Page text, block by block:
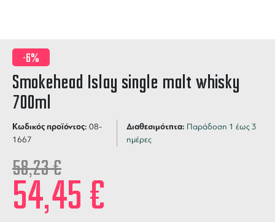
-6%
Smokehead Islay single malt whisky
700ml
Κωδικός προϊόντος: 08-
1667
Διαθεσιμότητα: Παράδοση 1 έως 3
ημέρες
58,23€
54,45€